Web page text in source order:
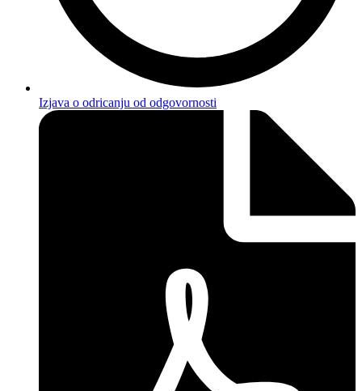
Izjava o odricanju od odgovornosti